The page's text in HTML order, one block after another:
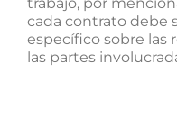
cada contrato debe
específico sobre las
las partes